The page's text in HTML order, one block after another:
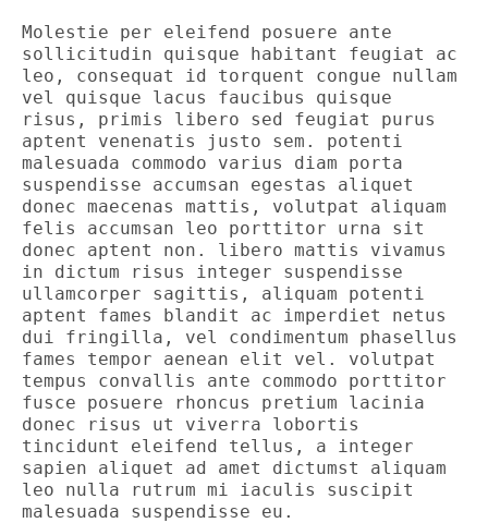
Molestie per eleifend posuere ante
sollicitudin quisque habitant feugiat ac
leo, consequat id torquent congue nullam
vel quisque lacus faucibus quisque
risus, primis libero sed feugiat purus
aptent venenatis justo sem. potenti
malesuada commodo varius diam porta
suspendisse accumsan egestas aliquet
donec maecenas mattis, volutpat aliquam
felis accumsan leo porttitor urna sit
donec aptent non. libero mattis vivamus
in dictum risus integer suspendisse
ullamcorper sagittis, aliquam potenti
aptent fames blandit ac imperdiet netus
dui fringilla, vel condimentum phasellus
fames tempor aenean elit vel. volutpat
tempus convallis ante commodo porttitor
fusce posuere rhoncus pretium lacinia
donec risus ut viverra lobortis
tincidunt eleifend tellus, a integer
sapien aliquet ad amet dictumst aliquam
leo nulla rutrum mi iaculis suscipit
malesuada suspendisse eu.